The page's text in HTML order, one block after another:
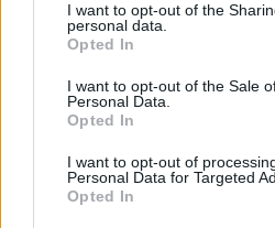
not limited to your visit or usage
grant or deny consent to Google
use your data for below specified
consent section.
I want to opt-out of the
personal data.
Opted In
I want to opt-out of the Sale
Personal Data.
Opted In
I want to opt-out of
Personal Data for Targeted
Opted In
Continua a leggere
ALIMENTAZIONE
Brooklyn Beckham e la
l’acqua di mare
BELLEZZA